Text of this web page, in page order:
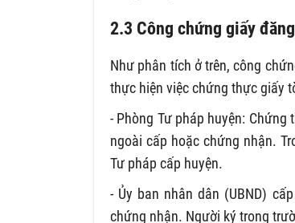
2.3 Công chứng giấy
Như phân tích ở trên, công
thực hiện việc chứng thực giấy
- Phòng Tư pháp huyện:
ngoài cấp hoặc chứng nhận.
Tư pháp cấp huyện.
- Ủy ban nhân dân (UBND)
chứng nhận. Người ký trong